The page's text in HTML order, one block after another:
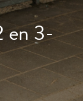
en 3-